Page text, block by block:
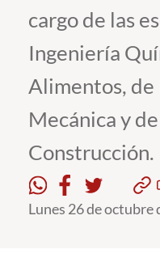
Alumni
English
cargo de las
Ingeniería
Alimentos,
Mecánica y
Construcción.
Lunes 26 de octubre